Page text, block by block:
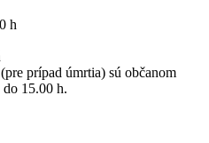
h
prípad úmrtia) sú občanom
15.00 h.